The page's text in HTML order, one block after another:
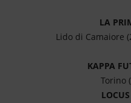
LA
Lido di Camaiore
KAPPA
Torino